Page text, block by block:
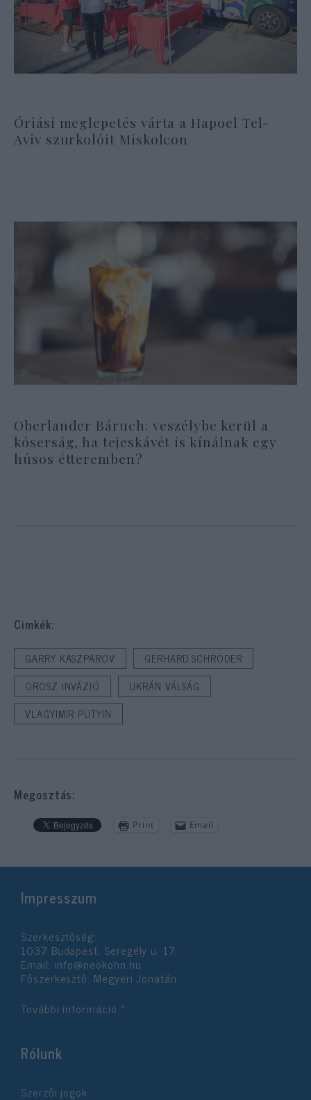
Óriási meglepetés várta a Hapoel Tel-
Aviv szurkolóit Miskolcon
Oberlander Báruch: veszélybe kerül a
kóserság, ha tejeskávét is kínálnak egy
húsos étteremben?
Cimkék:
GARRY KASZPAROV
GERHARD SCHRÖDER
OROSZ INVÁZIÓ
UKRÁN VÁLSÁG
VLAGYIMIR PUTYIN
Megosztás:
Print Email
Impresszum
Szerkesztőség:
1037 Budapest, Seregély u. 17.
Email: info@neokohn.hu
Főszerkesztő: Megyeri Jonatán
További információ »
Rólunk
Szerzői jogok